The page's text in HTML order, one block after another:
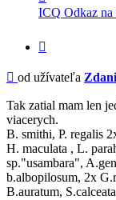
informácie
užívateľa
Zdani
ICQ Odkaz
Príspevok
od užívateľa Zdani
Tak zatial mam len
viacerych.
B. smithi, P. regalis
H. maculata , L.
sp."usambara",
b.albopilosum, 2x
B.auratum,